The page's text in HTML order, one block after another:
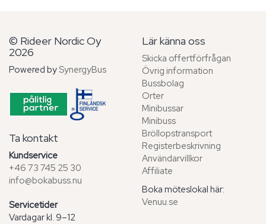
© Rideer Nordic Oy
2026
Powered by SynergyBus
Ta kontakt
Kundservice
+46 73 745 25 30
info@bokabuss.nu
Servicetider
Vardagar kl. 9–12
Lär känna oss
Skicka offertförfrågan
Övrig information
Bussbolag
Orter
Minibussar
Minibuss
Bröllopstransport
Registerbeskrivning
Användarvillkor
Affiliate
Boka möteslokal här:
Venuu.se